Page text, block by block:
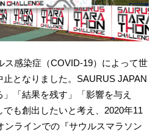
ス感染症（COVID-19）によって世
となりました。SAURUS JAPAN
「結果を残す」「影響を与え
も創出したいと考え、2020年11
ンラインでの『サウルスマラソン